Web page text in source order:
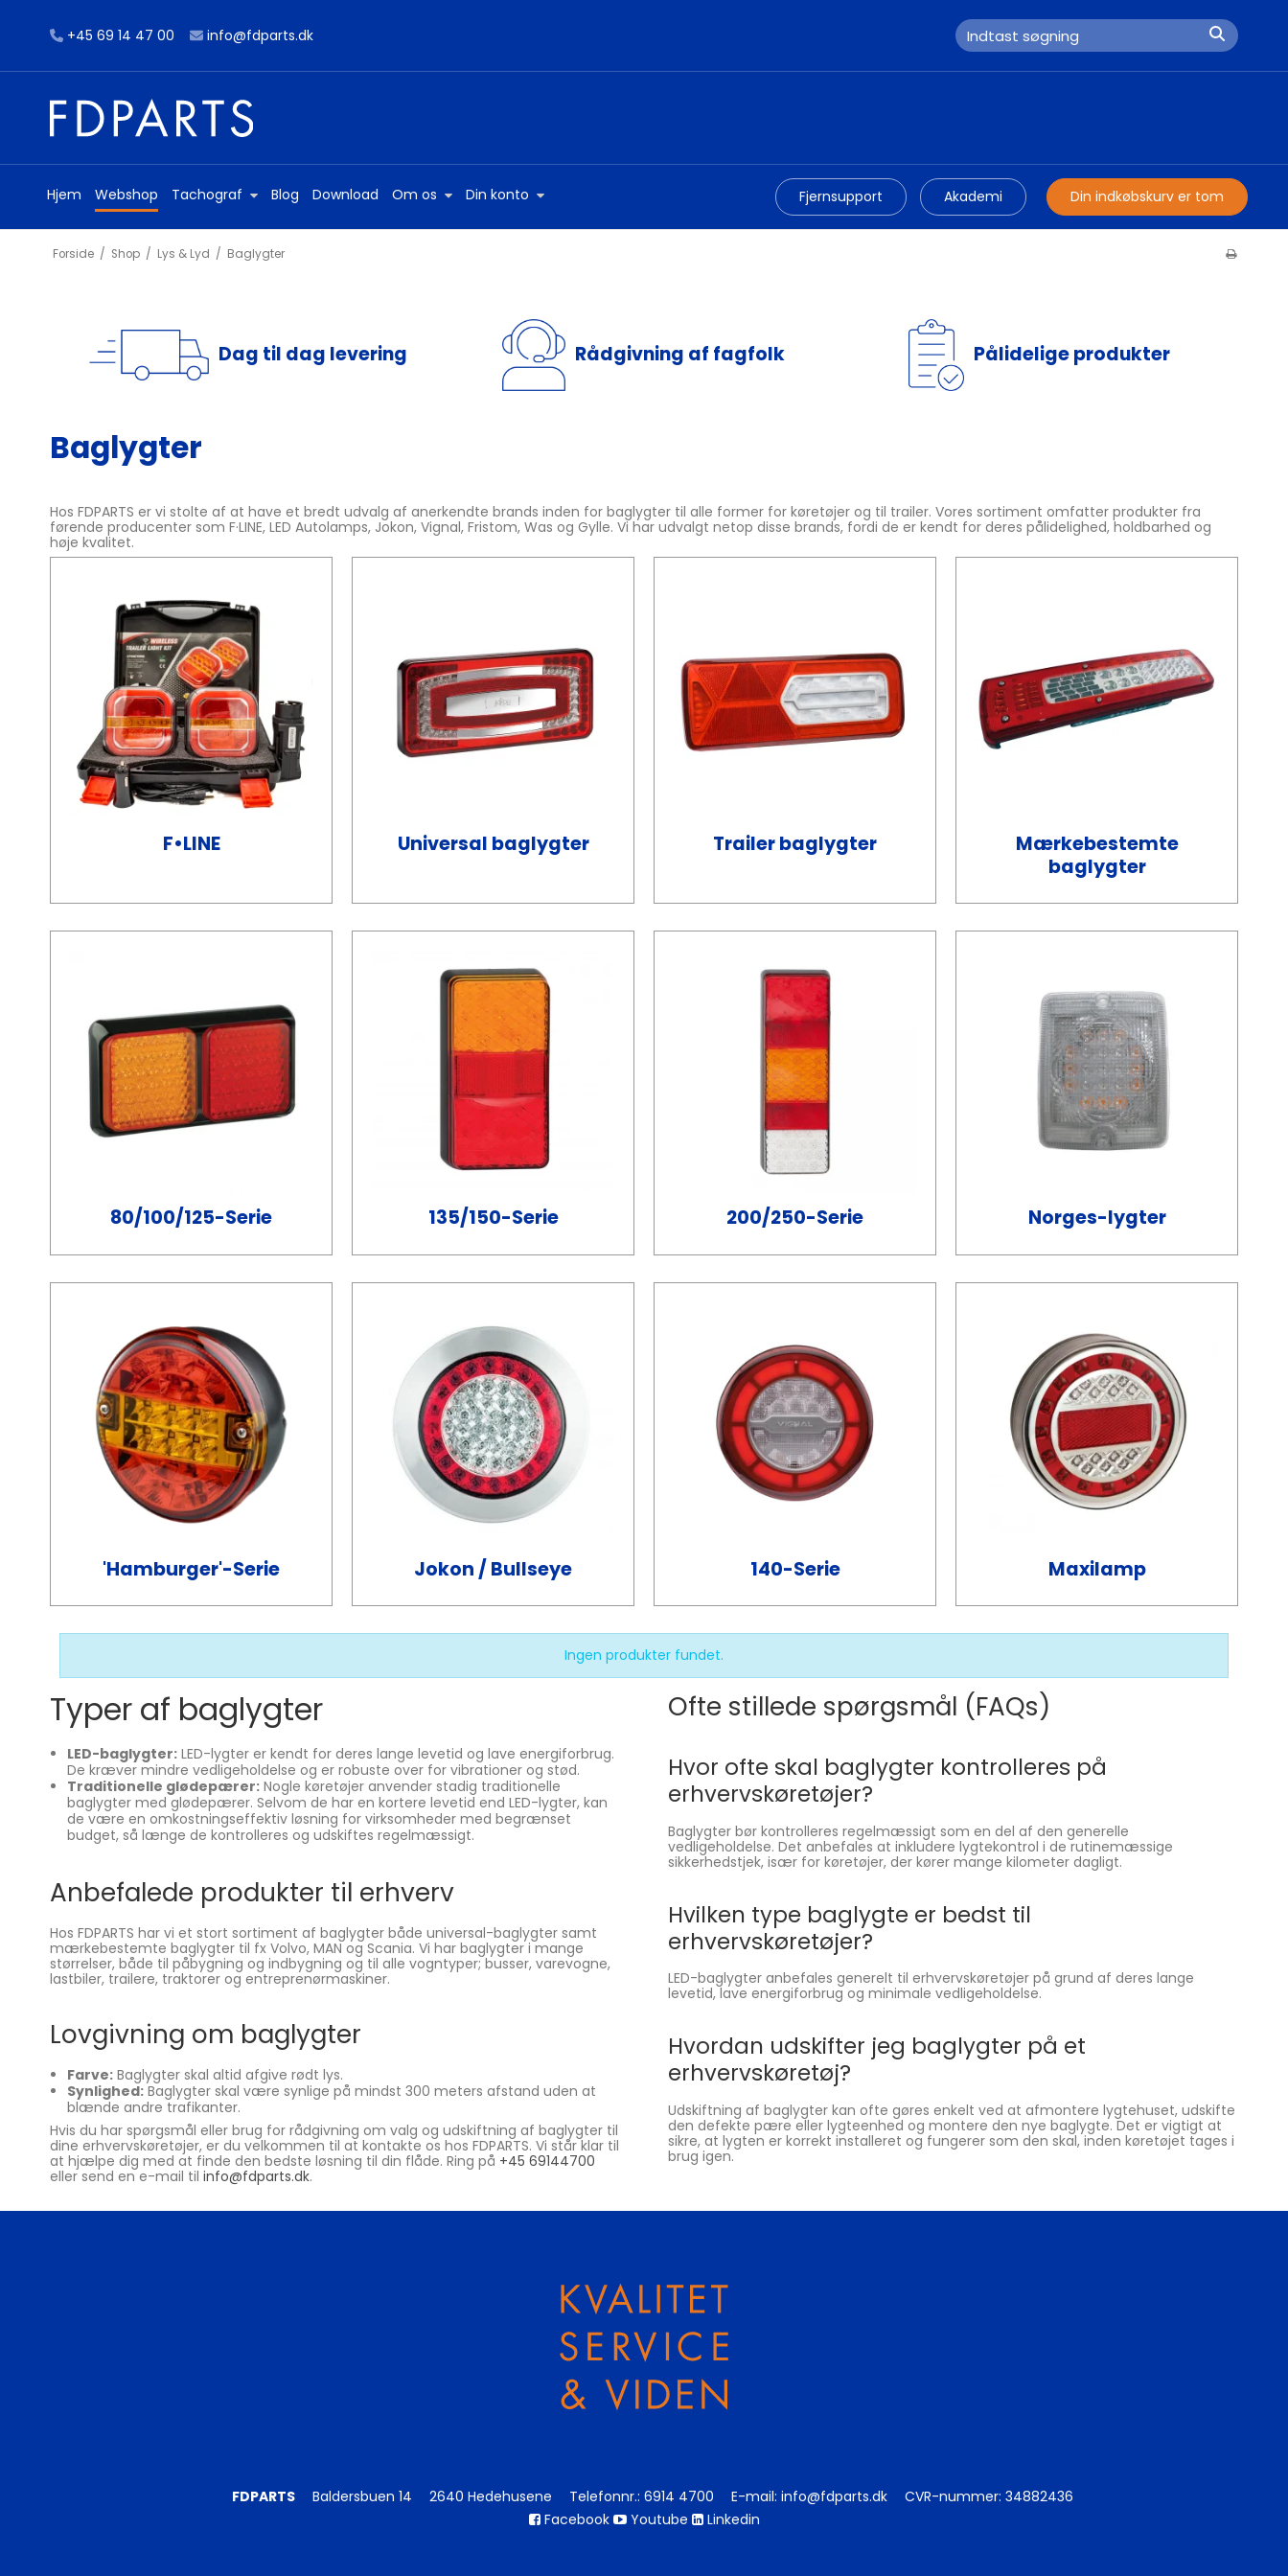
+45 69 14 47 00 info@fdparts.dk
Hjem Webshop Tachograf Blog Download Om os Din konto Fjernsupport Akademi Din indkøbskurv er tom
Forside / Shop / Lys & Lyd / Baglygter
Dag til dag levering Rådgivning af fagfolk Pålidelige produkter
Baglygter
Hos FDPARTS er vi stolte af at have et bredt udvalg af anerkendte brands inden for baglygter til alle former for køretøjer og til trailer. Vores sortiment omfatter produkter fra
førende producenter som F·LINE, LED Autolamps, Jokon, Vignal, Fristom, Was og Gylle. Vi har udvalgt netop disse brands, fordi de er kendt for deres pålidelighed, holdbarhed og
høje kvalitet.
F•LINE Universal baglygter Trailer baglygter
Mærkebestemte
baglygter
80/100/125-Serie 135/150-Serie 200/250-Serie Norges-lygter
'Hamburger'-Serie Jokon / Bullseye 140-Serie Maxilamp
Ingen produkter fundet.
Typer af baglygter
LED-baglygter:LED-lygter er kendt for deres lange levetid og lave energiforbrug.
De kræver mindre vedligeholdelse og er robuste over for vibrationer og stød.
Traditionelle glødepærer:Nogle køretøjer anvender stadig traditionelle
baglygter med glødepærer. Selvom de har en kortere levetid end LED-lygter, kan
de være en omkostningseffektiv løsning for virksomheder med begrænset
budget, så længe de kontrolleres og udskiftes regelmæssigt.
Anbefalede produkter til erhverv
Hos FDPARTS har vi et stort sortiment af baglygter både universal-baglygter samt
mærkebestemte baglygter til fx Volvo, MAN og Scania. Vi har baglygter i mange
størrelser, både til påbygning og indbygning og til alle vogntyper; busser, varevogne,
lastbiler, trailere, traktorer og entreprenørmaskiner.
Lovgivning om baglygter
Farve:Baglygter skal altid afgive rødt lys.
Synlighed:Baglygter skal være synlige på mindst 300 meters afstand uden at
blænde andre trafikanter.
Hvis du har spørgsmål eller brug for rådgivning om valg og udskiftning af baglygter til
dine erhvervskøretøjer, er du velkommen til at kontakte os hos FDPARTS. Vi står klar til
at hjælpe dig med at finde den bedste løsning til din flåde. Ring på +45 69144700
eller send en e-mail til info@fdparts.dk.
Ofte stillede spørgsmål (FAQs)
Hvor ofte skal baglygter kontrolleres på
erhvervskøretøjer?
Baglygter bør kontrolleres regelmæssigt som en del af den generelle
vedligeholdelse. Det anbefales at inkludere lygtekontrol i de rutinemæssige
sikkerhedstjek, især for køretøjer, der kører mange kilometer dagligt.
Hvilken type baglygte er bedst til
erhvervskøretøjer?
LED-baglygter anbefales generelt til erhvervskøretøjer på grund af deres lange
levetid, lave energiforbrug og minimale vedligeholdelse.
Hvordan udskifter jeg baglygter på et
erhvervskøretøj?
Udskiftning af baglygter kan ofte gøres enkelt ved at afmontere lygtehuset, udskifte
den defekte pære eller lygteenhed og montere den nye baglygte. Det er vigtigt at
sikre, at lygten er korrekt installeret og fungerer som den skal, inden køretøjet tages i
brug igen.
FDPARTS Baldersbuen 14 2640 Hedehusene Telefonnr.: 6914 4700 E-mail: info@fdparts.dk CVR-nummer: 34882436
Facebook
Youtube Linkedin